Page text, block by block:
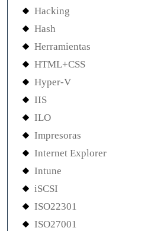
Hacking
Hash
Herramientas
HTML+CSS
Hyper-V
IIS
ILO
Impresoras
Internet Explorer
Intune
iSCSI
ISO22301
ISO27001